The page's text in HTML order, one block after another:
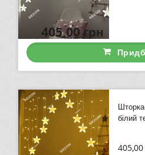
405,00грн
білий
405,00